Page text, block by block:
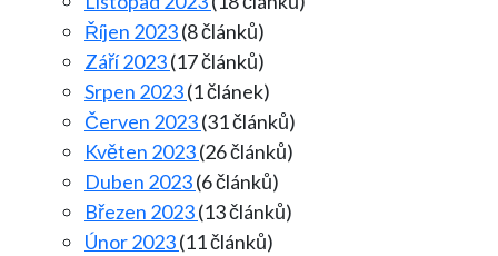
Říjen 2023(8 článků)
Září 2023(17 článků)
Srpen 2023(1 článek)
Červen 2023(31 článků)
Květen 2023(26 článků)
Duben 2023(6 článků)
Březen 2023(13 článků)
Únor 2023(11 článků)